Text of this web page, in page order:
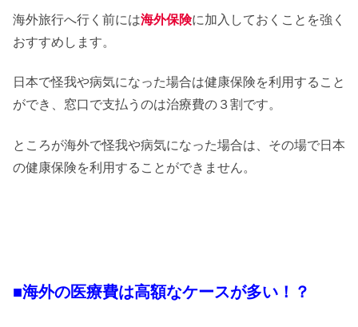
海外旅行へ行く前には海外保険に加入しておくことを強く
おすすめします。
日本で怪我や病気になった場合は健康保険を利用すること
ができ、窓口で支払うのは治療費の３割です。
ところが海外で怪我や病気になった場合は、その場で日本
の健康保険を利用することができません。
■海外の医療費は高額なケースが多い！？